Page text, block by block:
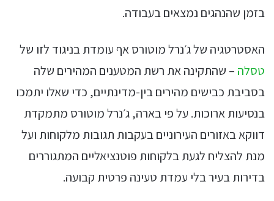
בזמן שהנהגים נמצאים בעבודה.
האסטרטגיה של ג׳נרל מוטורס אף עומדת בניגוד לזו של
טסלה – שהתקינה את רשת המטענים המהירים שלה
בסביבת כבישים מהירים בין-מדינתיים, כדי שאלו יתמכו
בנסיעות ארוכות. על פי בארה, ג׳נרל מוטורס מתמקדת
דווקא באזורים העירוניים בעקבות תגובות מלקוחות ועל
מנת להצליח לגעת בלקוחות פוטנציאליים המתגוררים
בדירות בעיר בלי עמדת טעינה פרטית קבועה.